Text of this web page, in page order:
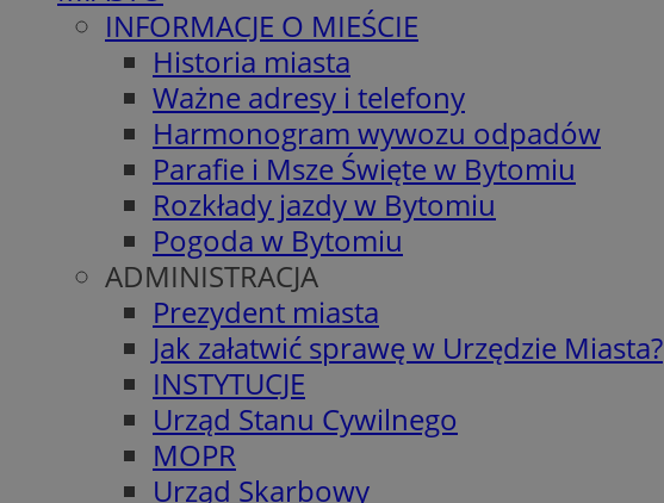
INFORMACJE O MIEŚCIE
Historia miasta
Ważne adresy i telefony
Harmonogram wywozu odpadów
Parafie i Msze Święte w Bytomiu
Rozkłady jazdy w Bytomiu
Pogoda w Bytomiu
ADMINISTRACJA
Prezydent miasta
Jak załatwić sprawę w Urzędzie Miasta?
INSTYTUCJE
Urząd Stanu Cywilnego
MOPR
Urząd Skarbowy